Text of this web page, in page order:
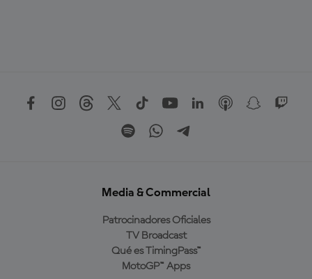
Media & Commercial
Patrocinadores Oficiales
TV Broadcast
Qué es TimingPass™
MotoGP™ Apps